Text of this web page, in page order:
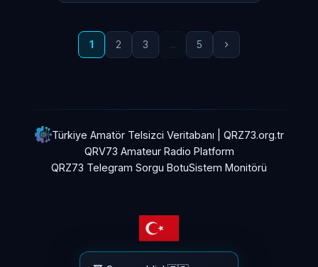
1 2 3 ... 5
Türkiye Amatör Telsizci Veritabanı | QRZ73.org.tr
QRV73 Amateur Radio Platform
QRZ73 Telegram Sorgu BotuSistem Monitörü